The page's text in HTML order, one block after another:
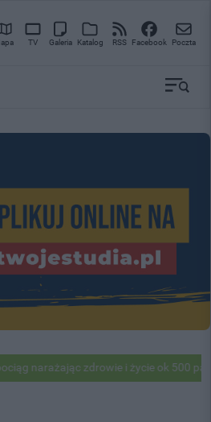
TV Galeria Katalog RSS Facebook Poczta
zdrowie i życie ok 500 pasażerów!